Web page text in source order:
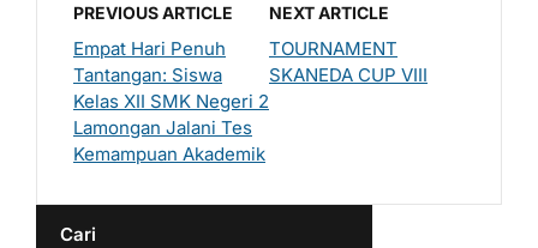
PREVIOUS ARTICLE
Empat Hari Penuh
Tantangan: Siswa
Kelas XII SMK Negeri 2
Lamongan Jalani Tes
Kemampuan Akademik
NEXT ARTICLE
TOURNAMENT
SKANEDA CUP VIII
Cari